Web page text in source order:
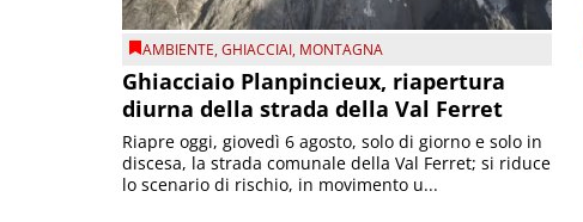
AMBIENTE,GHIACCIAI, MONTAGNA
Ghiacciaio Planpincieux, riapertura
diurna della strada della Val Ferret
Riapre oggi, giovedì 6 agosto, solo di giorno e solo in
discesa, la strada comunale della Val Ferret; si riduce
lo scenario di rischio, in movimento u...